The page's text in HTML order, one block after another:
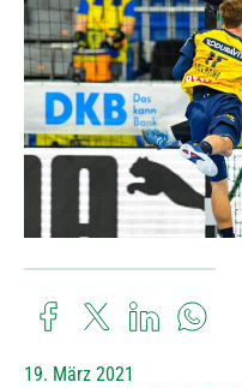
19. März 2021